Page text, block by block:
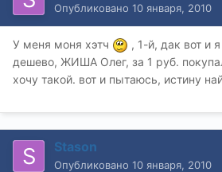
Опубликовано 10 января, 2010
У меня моня хэтч
, 1-й, дак вот и
дешево, ЖИША Олег, за 1 руб.
хочу такой. вот и пытаюсь, истину
Stason
Опубликовано 10 января, 2010